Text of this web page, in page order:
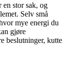
stor sak, og
Selv små
mye energi du
gjøre
beslutninger, kutte